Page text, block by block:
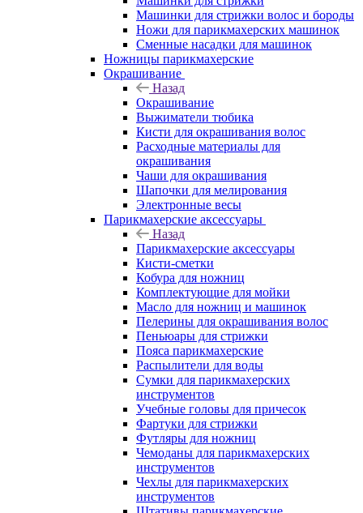
Машинки для стрижки волос и бороды
Ножи для парикмахерских машинок
Сменные насадки для машинок
Ножницы парикмахерские
Окрашивание
Назад
Окрашивание
Выжиматели тюбика
Кисти для окрашивания волос
Расходные материалы для
окрашивания
Чаши для окрашивания
Шапочки для мелирования
Электронные весы
Парикмахерские аксессуары
Назад
Парикмахерские аксессуары
Кисти-сметки
Кобура для ножниц
Комплектующие для мойки
Масло для ножниц и машинок
Пелерины для окрашивания волос
Пеньюары для стрижки
Пояса парикмахерские
Распылители для воды
Сумки для парикмахерских
инструментов
Учебные головы для причесок
Фартуки для стрижки
Футляры для ножниц
Чемоданы для парикмахерских
инструментов
Чехлы для парикмахерских
инструментов